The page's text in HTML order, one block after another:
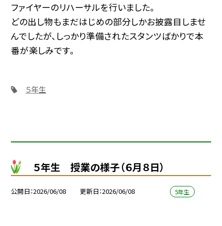
ファイヤーのリハーサルを行いました。
どの出し物もまだはじめの部分しかお披露目しませ
んでしたが、しっかり準備されたスタンツばかりで本
番が楽しみです。
５年生
５年生 授業の様子（６月８日）
公開日 2026/06/08 更新日 2026/06/08 5年生